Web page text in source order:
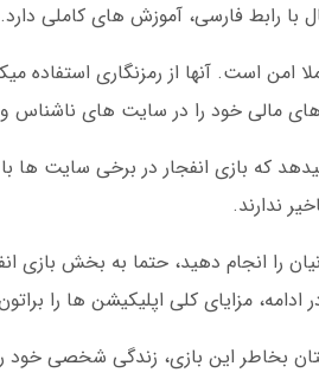
رابط فارسی، آموزش های کاملی دارد.
امن است. آنها از رمزنگاری استفاده
های مالی خود را در سایت های ناشناس
که بازی انفجار در برخی سایت ها
ندارند.
را انجام دهید، حتما به بخش
بخاطر این بازی، زندگی شخصی خود